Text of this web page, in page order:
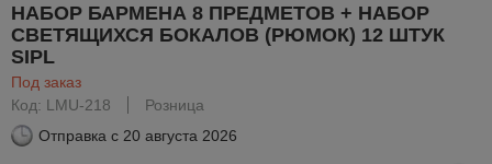
НАБОР БАРМЕНА 8 ПРЕДМЕТОВ + НАБОР
СВЕТЯЩИХСЯ БОКАЛОВ (РЮМОК) 12 ШТУК
SIPL
Под заказ
Код: LMU-218
Розница
Отправка с 20 августа 2026